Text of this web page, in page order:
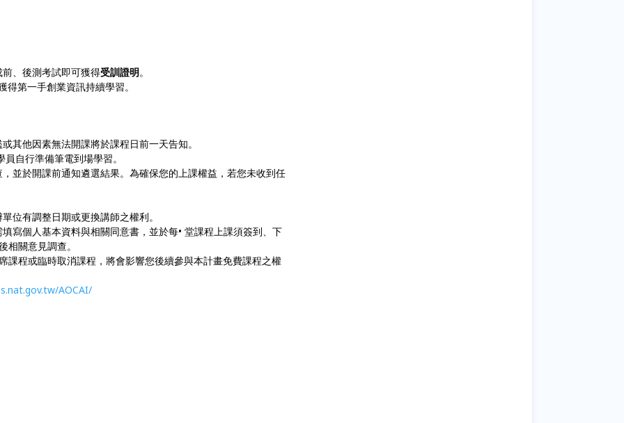
、後測考試即可獲得受訓證明。
第一手創業資訊持續學習。
其他因素無法開課將於課程日前一天告知。
自行準備筆電到場學習。
並於開課前通知遴選結果。為確保您的上課權益，若您未收到任
位有調整日期或更換講師之權利。
寫個人基本資料與相關同意書，並於每• 堂課程上課須簽到、下
相關意見調查。
課程或臨時取消課程，將會影響您後續參與本計畫免費課程之權
AOCAI/